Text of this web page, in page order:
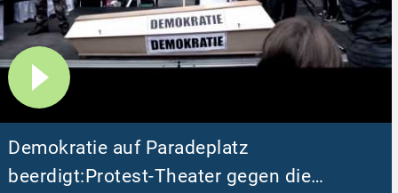
Demokratie auf Paradeplatz
beerdigt:Protest-Theater gegen die